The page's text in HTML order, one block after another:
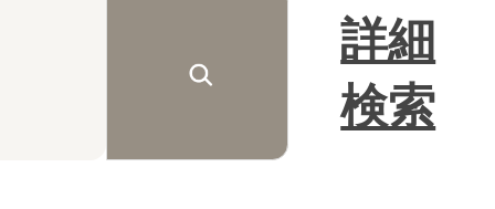
詳細
検索